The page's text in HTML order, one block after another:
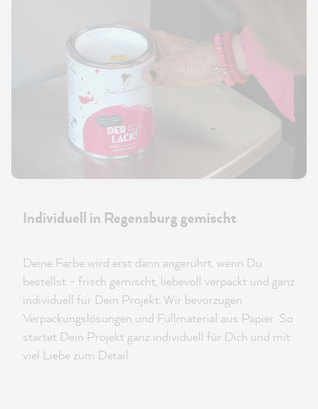
Individuell in Regensburg gemischt
Deine Farbe wird erst dann angerührt, wenn Du
bestellst – frisch gemischt, liebevoll verpackt und ganz
individuell für Dein Projekt. Wir bevorzugen
Verpackungslösungen und Füllmaterial aus Papier. So
startet Dein Projekt ganz individuell für Dich und mit
viel Liebe zum Detail.